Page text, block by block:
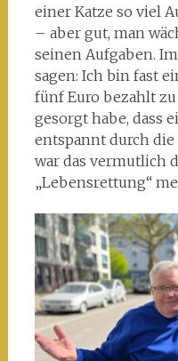
einer Katze so viel
– aber gut, man
seinen Aufgaben.
sagen: Ich bin fast
fünf Euro bezahlt
gesorgt habe, dass
entspannt durch die
war das vermutlich
„Lebensrettung“